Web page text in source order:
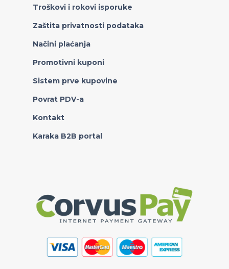
Troškovi i rokovi isporuke
Zaštita privatnosti podataka
Načini plaćanja
Promotivni kuponi
Sistem prve kupovine
Povrat PDV-a
Kontakt
Karaka B2B portal